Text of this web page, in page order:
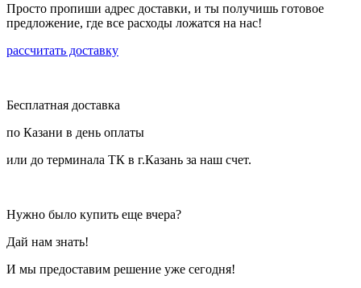
Просто пропиши адрес доставки, и ты получишь готовое
предложение, где все расходы ложатся на нас!
рассчитать доставку
Бесплатная доставка
по Казани в день оплаты
или до терминала ТК в г.Казань за наш счет.
Нужно было купить еще вчера?
Дай нам знать!
И мы предоставим решение уже сегодня!